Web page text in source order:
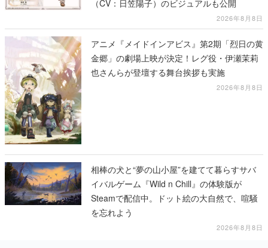
（CV：日笠陽子）のビジュアルも公開
2026年8月8日
アニメ『メイドインアビス』第2期「烈日の黄
金郷」の劇場上映が決定！レグ役・伊瀬茉莉
也さんらが登壇する舞台挨拶も実施
2026年8月8日
相棒の犬と“夢の山小屋”を建てて暮らすサバ
イバルゲーム『Wild n Chill』の体験版が
Steamで配信中。ドット絵の大自然で、喧騒
を忘れよう
2026年8月8日